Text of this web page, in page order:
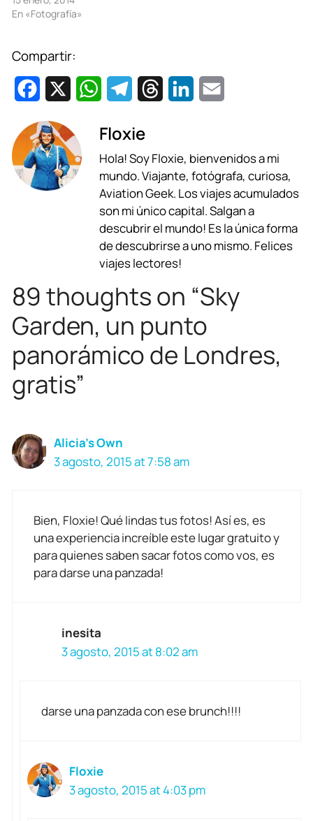
En «Fotografía»
Compartir:
c
e
b
W
a
t
s
A
p
p
l
e
g
r
a
m
e
a
d
s
k
e
d
i
l
Floxie
Hola! Soy Floxie, bienvenidos a mi
mundo. Viajante, fotógrafa, curiosa,
Aviation Geek. Los viajes acumulados
son mi único capital. Salgan a
descubrir el mundo! Es la única forma
de descubrirse a uno mismo. Felices
viajes lectores!
89 thoughts on “Sky
Garden, un punto
panorámico de Londres,
gratis”
Alicia's Own
3 agosto, 2015 at 7:58 am
Bien, Floxie! Qué lindas tus fotos! Así es, es
una experiencia increíble este lugar gratuito y
para quienes saben sacar fotos como vos, es
para darse una panzada!
inesita
3 agosto, 2015 at 8:02 am
darse una panzada con ese brunch!!!!
Floxie
3 agosto, 2015 at 4:03 pm